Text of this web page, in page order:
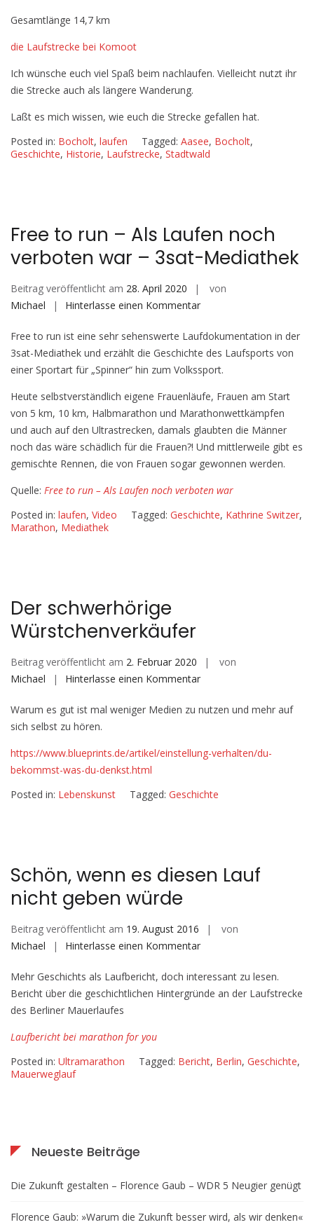
l
n
a
u
f
Gesamtlänge 14,7 km
die Laufstrecke bei Komoot
Ich wünsche euch viel Spaß beim nachlaufen. Vielleicht nutzt ihr
die Strecke auch als längere Wanderung.
Laßt es mich wissen, wie euch die Strecke gefallen hat.
Posted in: Bocholt, laufen Tagged: Aasee, Bocholt,
Geschichte, Historie, Laufstrecke, Stadtwald
Free to run – Als Laufen noch
verboten war – 3sat-Mediathek
Beitrag veröffentlicht am 28. April 2020
von
Michael
Hinterlasse einen Kommentarauf
to
run
–
Laufen
–
3sat-
Free to run ist eine sehr sehenswerte Laufdokumentation in der
3sat-Mediathek und erzählt die Geschichte des Laufsports von
einer Sportart für „Spinner“ hin zum Volkssport.
Heute selbstverständlich eigene Frauenläufe, Frauen am Start
von 5 km, 10 km, Halbmarathon und Marathonwettkämpfen
und auch auf den Ultrastrecken, damals glaubten die Männer
noch das wäre schädlich für die Frauen?! Und mittlerweile gibt es
gemischte Rennen, die von Frauen sogar gewonnen werden.
Quelle: Free to run – Als Laufen noch verboten war
Posted in: laufen, Video Tagged: Geschichte, Kathrine Switzer,
Marathon, Mediathek
Der schwerhörige
Würstchenverkäufer
Beitrag veröffentlicht am 2. Februar 2020
von
Michael
Hinterlasse einen Kommentarauf
schwerhörige
Warum es gut ist mal weniger Medien zu nutzen und mehr auf
sich selbst zu hören.
https://www.blueprints.de/artikel/einstellung-verhalten/du-
bekommst-was-du-denkst.html
Posted in: Lebenskunst Tagged: Geschichte
Schön, wenn es diesen Lauf
nicht geben würde
Beitrag veröffentlicht am 19. August 2016
von
Michael
Hinterlasse einen Kommentarauf
wenn
es
geben
Mehr Geschichts als Laufbericht, doch interessant zu lesen.
Bericht über die geschichtlichen Hintergründe an der Laufstrecke
des Berliner Mauerlaufes
Laufbericht bei marathon for you
Posted in: Ultramarathon Tagged: Bericht, Berlin, Geschichte,
Mauerweglauf
Neueste Beiträge
Die Zukunft gestalten – Florence Gaub – WDR 5 Neugier genügt
Florence Gaub: »Warum die Zukunft besser wird, als wir denken«